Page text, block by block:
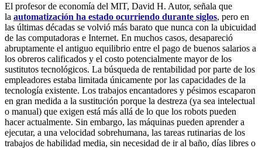
El profesor de economía del MIT, David H. Autor, señala que
la automatización ha estado ocurriendo durante siglos, pero en
las últimas décadas se volvió más barato que nunca con la ubicuidad
de las computadoras e Internet. En muchos casos, desapareció
abruptamente el antiguo equilibrio entre el pago de buenos salarios a
los obreros calificados y el costo potencialmente mayor de los
sustitutos tecnológicos. La búsqueda de rentabilidad por parte de los
empleadores estaba limitada únicamente por las capacidades de la
tecnología existente. Los trabajos encantadores y pésimos escaparon
en gran medida a la sustitución porque la destreza (ya sea intelectual
o manual) que exigen está más allá de lo que los robots pueden
hacer actualmente. Sin embargo, las máquinas pueden aprender a
ejecutar, a una velocidad sobrehumana, las tareas rutinarias de los
trabajos de habilidad media, sin necesidad de ir al baño, días libres o